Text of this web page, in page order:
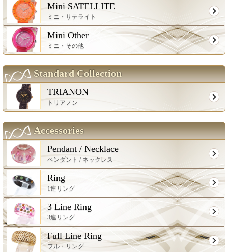
Mini SATELLITE
ミニ・サテライト
Mini Other
ミニ・その他
Standard Collection
TRIANON
トリアノン
Accessories
Pendant / Necklace
ペンダント / ネックレス
Ring
1連リング
3 Line Ring
3連リング
Full Line Ring
フル・リング